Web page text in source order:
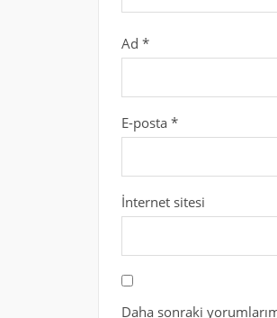
Ad *
E-posta *
İnternet sitesi
Daha sonraki